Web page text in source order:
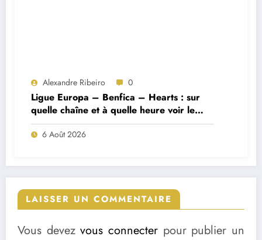
Alexandre Ribeiro 0
Ligue Europa – Benfica – Hearts : sur
quelle chaîne et à quelle heure voir le
match ?
6 Août 2026
LAISSER UN COMMENTAIRE
Vous devezvous connecter pour publier un